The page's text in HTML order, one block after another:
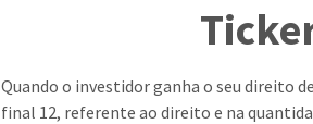
Quando o investidor ganha o seu direito
final 12, referente ao direito e na